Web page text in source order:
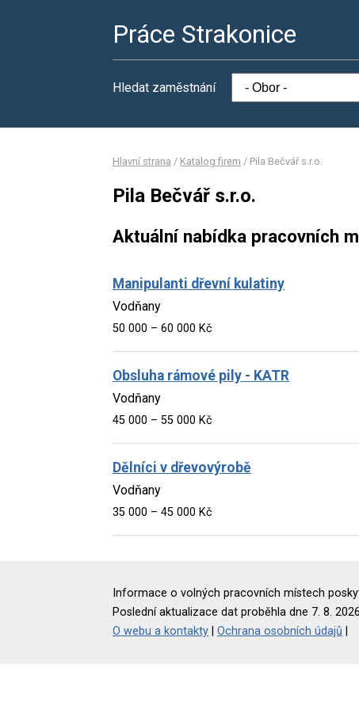
Práce Strakonice
Hledat zaměstnání
Hlavní strana / Katalog firem / Pila Bečvář s.r.o.
Pila Bečvář s.r.o.
Aktuální nabídka pracovních
Manipulanti dřevní kulatiny
Vodňany
50 000 – 60 000 Kč
Obsluha rámové pily - KATR
Vodňany
45 000 – 55 000 Kč
Dělníci v dřevovýrobě
Vodňany
35 000 – 45 000 Kč
Informace o volných pracovních místech
Poslední aktualizace dat proběhla dne 7. 8.
O webu a kontakty
Ochrana osobních údajů